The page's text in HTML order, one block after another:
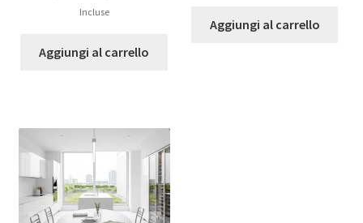
prezzo
era:
è:
Incluse
Aggiungi al carrello
era:
è:
Aggiungi al carrello